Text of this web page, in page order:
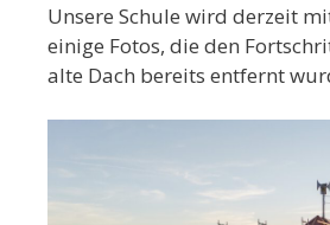
Unsere Schule wird derzeit
einige Fotos, die den
alte Dach bereits entfernt